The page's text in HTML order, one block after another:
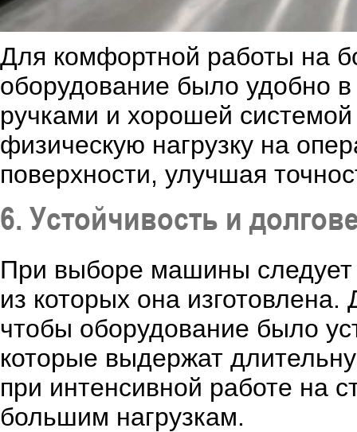
Для комфортной работы на
оборудование было удобно
ручками и хорошей
физическую нагрузку на
поверхности, улучшая
6. Устойчивость и
При выборе машины следует
из которых она
чтобы оборудование было
которые выдержат
при интенсивной работе на
большим нагрузкам.